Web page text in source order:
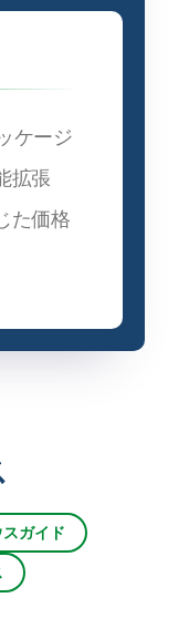
ケージ
拡張
た価格
ガイド